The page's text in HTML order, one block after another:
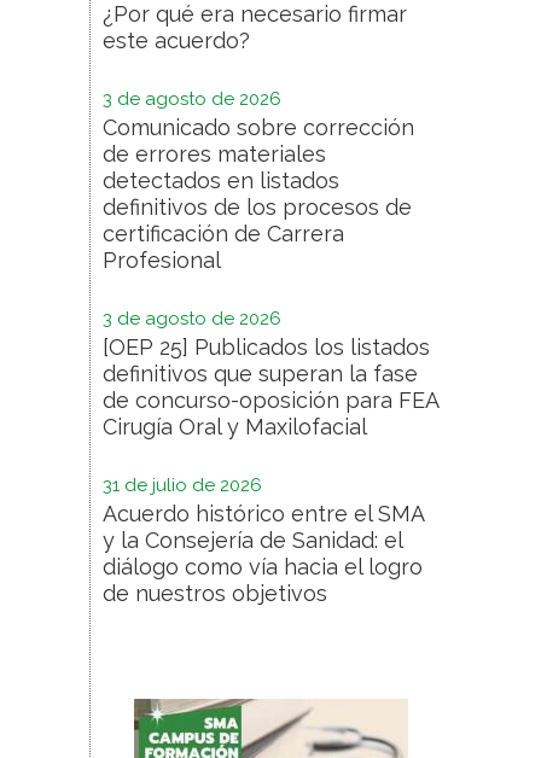
¿Por qué era necesario firmar
este acuerdo?
3 de agosto de 2026
Comunicado sobre corrección
de errores materiales
detectados en listados
definitivos de los procesos de
certificación de Carrera
Profesional
3 de agosto de 2026
[OEP 25] Publicados los listados
definitivos que superan la fase
de concurso-oposición para FEA
Cirugía Oral y Maxilofacial
31 de julio de 2026
Acuerdo histórico entre el SMA
y la Consejería de Sanidad: el
diálogo como vía hacia el logro
de nuestros objetivos